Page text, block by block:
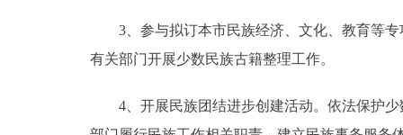
3、参与拟订本市民族经济、文化、教育等专
有关部门开展少数民族古籍整理工作。
4、开展民族团结进步创建活动。依法保护少